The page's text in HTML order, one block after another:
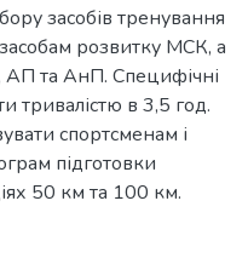
засобів тренування
розвитку МСК, а
АП та АнП. Специфічні
тривалістю в 3,5 год.
спортсменам і
підготовки
50 км та 100 км.